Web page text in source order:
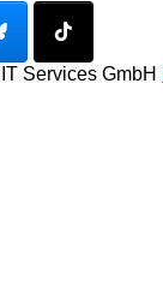
Services GmbH